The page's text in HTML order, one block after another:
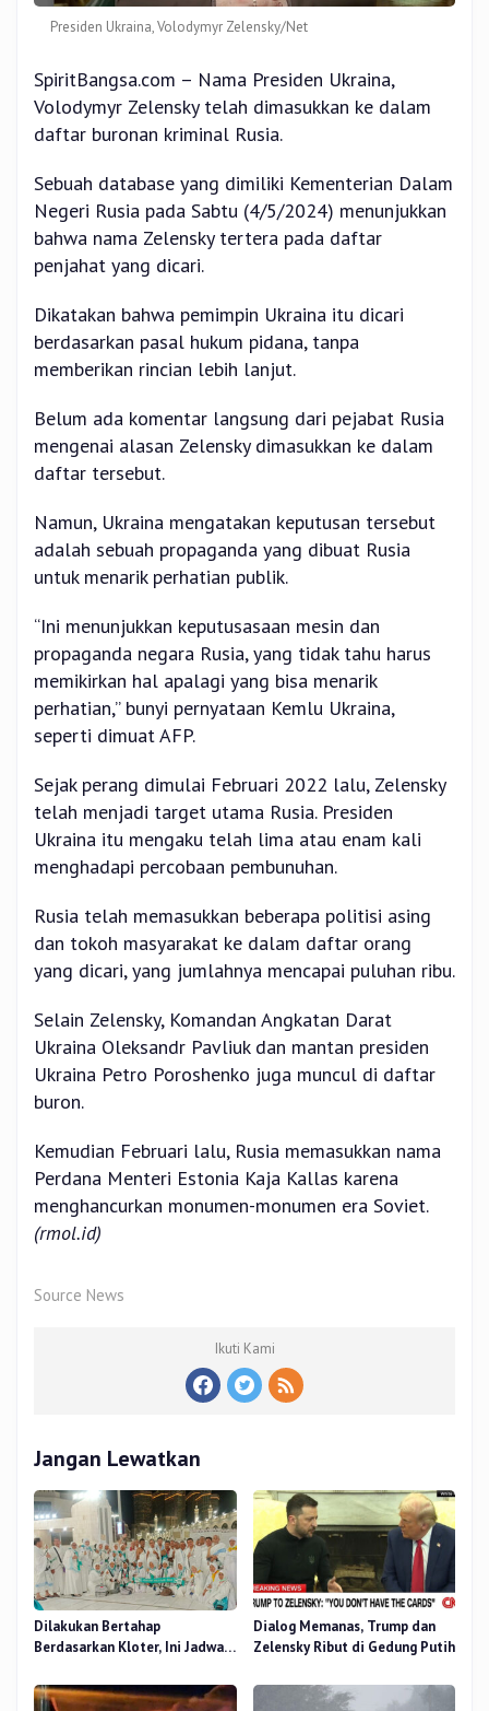
Presiden Ukraina, Volodymyr Zelensky/Net
SpiritBangsa.com – Nama Presiden Ukraina,
Volodymyr Zelensky telah dimasukkan ke dalam
daftar buronan kriminal Rusia.
Sebuah database yang dimiliki Kementerian Dalam
Negeri Rusia pada Sabtu (4/5/2024) menunjukkan
bahwa nama Zelensky tertera pada daftar
penjahat yang dicari.
Dikatakan bahwa pemimpin Ukraina itu dicari
berdasarkan pasal hukum pidana, tanpa
memberikan rincian lebih lanjut.
Belum ada komentar langsung dari pejabat Rusia
mengenai alasan Zelensky dimasukkan ke dalam
daftar tersebut.
Namun, Ukraina mengatakan keputusan tersebut
adalah sebuah propaganda yang dibuat Rusia
untuk menarik perhatian publik.
“Ini menunjukkan keputusasaan mesin dan
propaganda negara Rusia, yang tidak tahu harus
memikirkan hal apalagi yang bisa menarik
perhatian,” bunyi pernyataan Kemlu Ukraina,
seperti dimuat AFP.
Sejak perang dimulai Februari 2022 lalu, Zelensky
telah menjadi target utama Rusia. Presiden
Ukraina itu mengaku telah lima atau enam kali
menghadapi percobaan pembunuhan.
Rusia telah memasukkan beberapa politisi asing
dan tokoh masyarakat ke dalam daftar orang
yang dicari, yang jumlahnya mencapai puluhan ribu.
Selain Zelensky, Komandan Angkatan Darat
Ukraina Oleksandr Pavliuk dan mantan presiden
Ukraina Petro Poroshenko juga muncul di daftar
buron.
Kemudian Februari lalu, Rusia memasukkan nama
Perdana Menteri Estonia Kaja Kallas karena
menghancurkan monumen-monumen era Soviet.
(rmol.id)
Source News
Ikuti Kami
Jangan Lewatkan
Dilakukan Bertahap
Berdasarkan Kloter, Ini Jadwal
Dialog Memanas, Trump dan
Zelensky Ribut di Gedung Putih